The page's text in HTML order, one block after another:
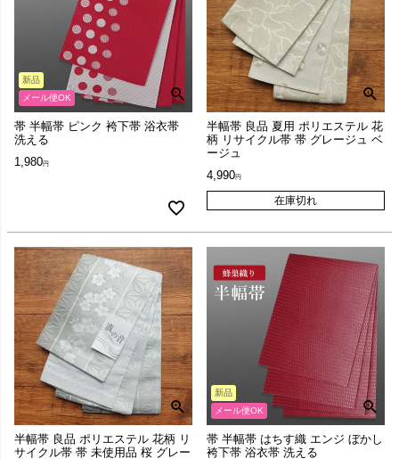
雲柄 チェック・格子 その他
黄・黄土色 クリーム 緑・うぐいす
青・紺 紫・藤色 金・銀 多色使い
新品
メール便OK
帯 半幅帯 ピンク 袴下帯 浴衣帯
洗える
1,980
半幅帯 良品 夏用 ポリエステル 花
柄 リサイクル帯 帯 グレージュ ベ
ージュ
4,990
在庫切れ
半幅帯 良品 ポリエステル 花柄 リ
サイクル帯 帯 未使用品 桜 グレー
新品
メール便OK
帯 半幅帯 はちす織 エンジ ぼかし
袴下帯 浴衣帯 洗える